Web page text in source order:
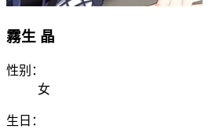
霧生 晶
性别：
女
生日：